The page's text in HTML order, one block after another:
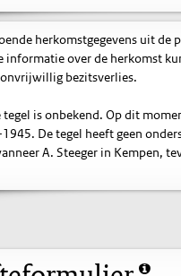
herkomstgegevens uit
informatie over de herkomst
bezitsverlies.
tegel is onbekend. Op dit
De tegel heeft geen
A. Steeger in Kempen,